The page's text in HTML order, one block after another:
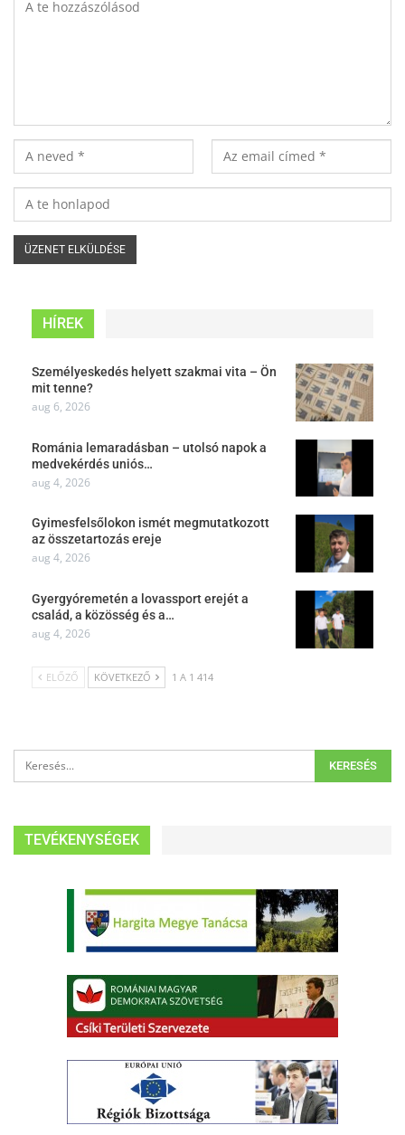
HÍREK
Személyeskedés helyett szakmai vita – Ön
mit tenne?
aug 6, 2026
Románia lemaradásban – utolsó napok a
medvekérdés uniós…
aug 4, 2026
Gyimesfelsőlokon ismét megmutatkozott
az összetartozás ereje
aug 4, 2026
Gyergyóremetén a lovassport erejét a
család, a közösség és a…
aug 4, 2026
ELŐZŐ KÖVETKEZŐ 1 A 1 414
TEVÉKENYSÉGEK